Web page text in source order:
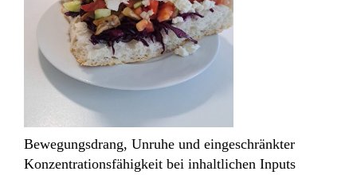
Bewegungsdrang, Unruhe und eingeschränkter
Konzentrationsfähigkeit bei inhaltlichen Inputs